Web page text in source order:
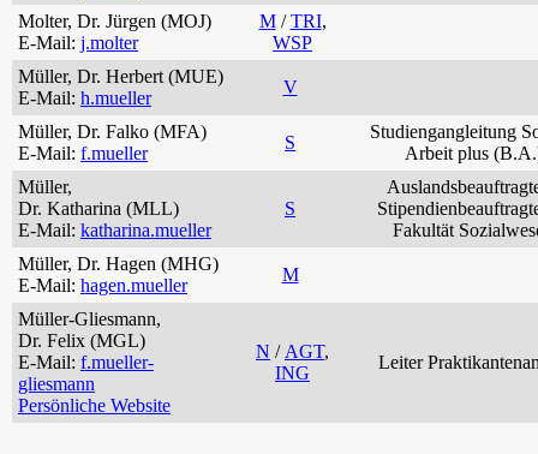
Molter, Dr. Jürgen (MOJ)
E-Mail: j.molter
M/TRI,
WSP
Müller, Dr. Herbert (MUE)
E-Mail: h.mueller
V
Müller, Dr. Falko (MFA)
E-Mail: f.mueller
S
Studiengangleitung
Arbeit plus
Müller,
Dr. Katharina (MLL)
E-Mail: katharina.mueller
S
Fakultät
Müller, Dr. Hagen (MHG)
E-Mail: hagen.mueller
M
Müller-Gliesmann,
Dr. Felix (MGL)
E-Mail: f.mueller-
gliesmann
Persönliche Website
N / AGT,
ING
Leiter